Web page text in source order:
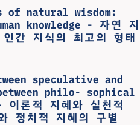
of natural wisdom:
knowledge - 자연 지
간 지식의 최고의 형태
speculative and
philo- sophical
론적 지혜와 실천적
정치적 지혜의 구별